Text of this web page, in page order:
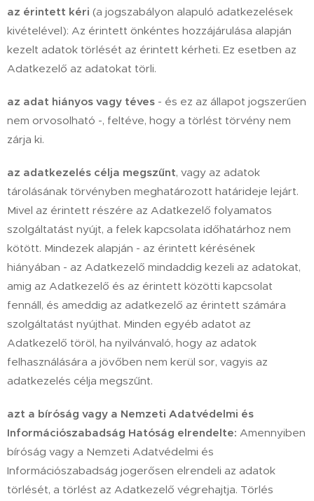
az érintett kéri (a jogszabályon alapuló adatkezelések
kivételével): Az érintett önkéntes hozzájárulása alapján
kezelt adatok törlését az érintett kérheti. Ez esetben az
Adatkezelő az adatokat törli.
az adat hiányos vagy téves - és ez az állapot jogszerűen
nem orvosolható -, feltéve, hogy a törlést törvény nem
zárja ki.
az adatkezelés célja megszűnt, vagy az adatok
tárolásának törvényben meghatározott határideje lejárt.
Mivel az érintett részére az Adatkezelő folyamatos
szolgáltatást nyújt, a felek kapcsolata időhatárhoz nem
kötött. Mindezek alapján - az érintett kérésének
hiányában - az Adatkezelő mindaddig kezeli az adatokat,
amig az Adatkezelő és az érintett közötti kapcsolat
fennáll, és ameddig az adatkezelő az érintett számára
szolgáltatást nyújthat. Minden egyéb adatot az
Adatkezelő töröl, ha nyilvánvaló, hogy az adatok
felhasználására a jövőben nem kerül sor, vagyis az
adatkezelés célja megszűnt.
azt a bíróság vagy a Nemzeti Adatvédelmi és
Információszabadság Hatóság elrendelte: Amennyiben
bíróság vagy a Nemzeti Adatvédelmi és
Információszabadság jogerősen elrendeli az adatok
törlését, a törlést az Adatkezelő végrehajtja. Törlés